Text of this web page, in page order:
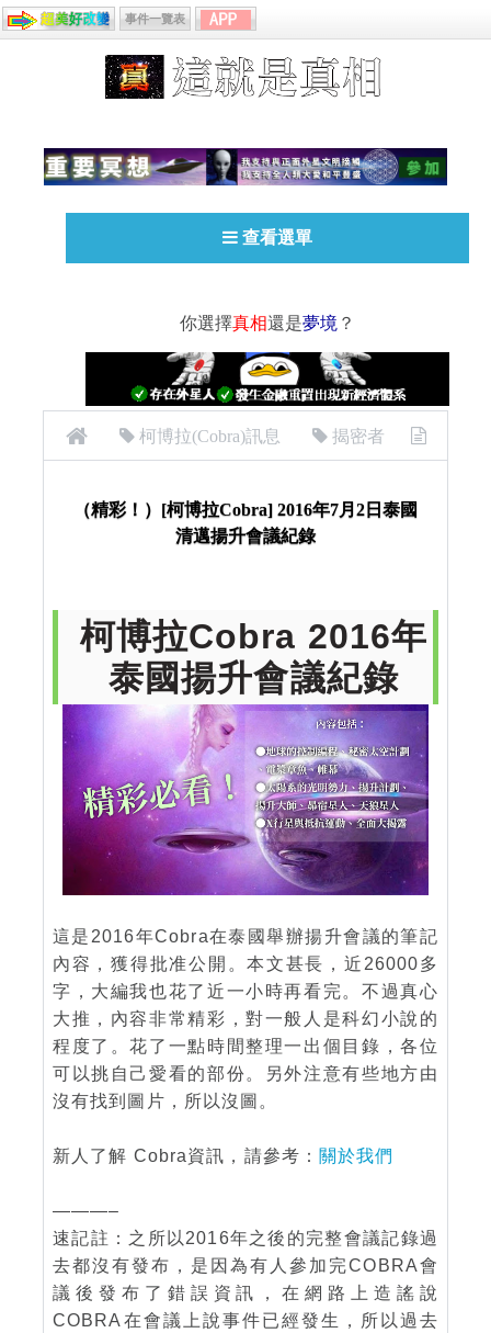
事件一覽表
查看選單
你選擇真相還是夢境 ？
柯博拉(Cobra)訊息 揭密者
升會議紀錄
（精彩！）[柯博拉Cobra] 2016年7月2日泰國
清邁揚升會議紀錄
柯博拉Cobra 2016年
泰國揚升會議紀錄
這是2016年Cobra在泰國舉辦揚升會議的筆記
內容，獲得批准公開。本文甚長，近26000多
字，大編我也花了近一小時再看完。不過真心
大推，內容非常精彩，對一般人是科幻小說的
程度了。花了一點時間整理一出個目錄，各位
可以挑自己愛看的部份。另外注意有些地方由
沒有找到圖片，所以沒圖。
新人了解 Cobra資訊，請參考： 關於我們
———–
速記註：之所以2016年之後的完整會議記錄過
去都沒有發布，是因為有人參加完COBRA會
議後發布了錯誤資訊，在網路上造謠說
COBRA在會議上說事件已經發生，所以過去